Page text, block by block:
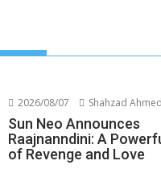
2026/08/07 Shahzad Ahmed
Sun Neo Announces
Raajnanndini: A
of Revenge and Love